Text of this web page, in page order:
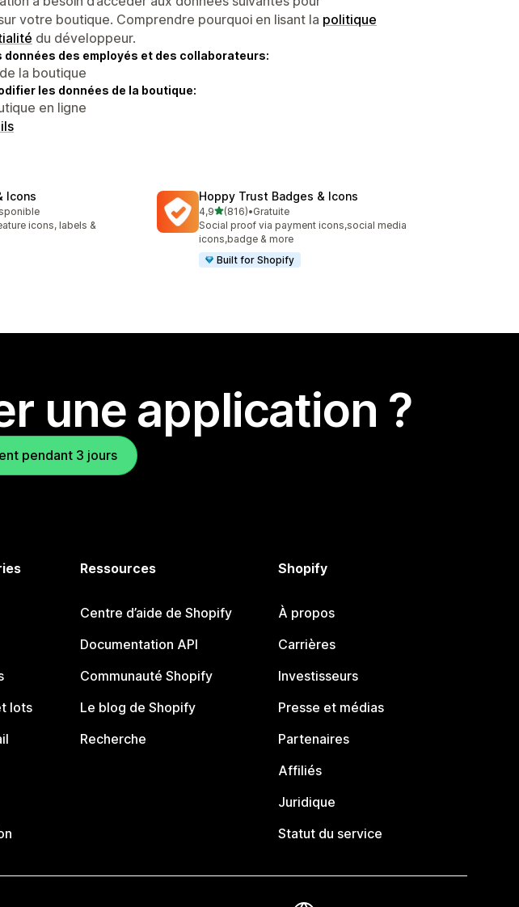
votre boutique. Comprendre pourquoi en lisant la politique
du développeur.
données des employés et des collaborateurs:
la boutique
les données de la boutique:
en ligne
Icons
icons, labels &
Hoppy Trust Badges & Icons
4,9étoile(s) sur 5
(816)
816 avis au total
•Gratuite
Social proof via payment icons,social media
icons,badge & more
Built for Shopify
une application ?
pendant 3 jours
lots
Ressources
Centre d’aide de Shopify
Documentation API
Communauté Shopify
Le blog de Shopify
Recherche
Shopify
À propos
Carrières
Investisseurs
Presse et médias
Partenaires
Affiliés
Juridique
Statut du service